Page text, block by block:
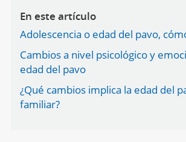
En este artículo
Adolescencia o edad del pavo,
Cambios a nivel psicológico y
edad del pavo
¿Qué cambios implica la edad del
familiar?